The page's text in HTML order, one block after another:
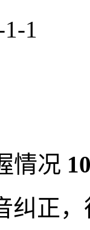
1
情况
纠正